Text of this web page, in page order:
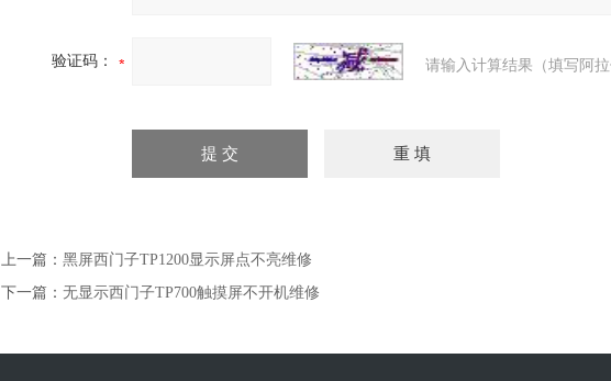
验证码： 请输入计算结果（填写阿
上一篇： 黑屏西门子TP1200显示屏点不亮维修
下一篇： 无显示西门子TP700触摸屏不开机维修